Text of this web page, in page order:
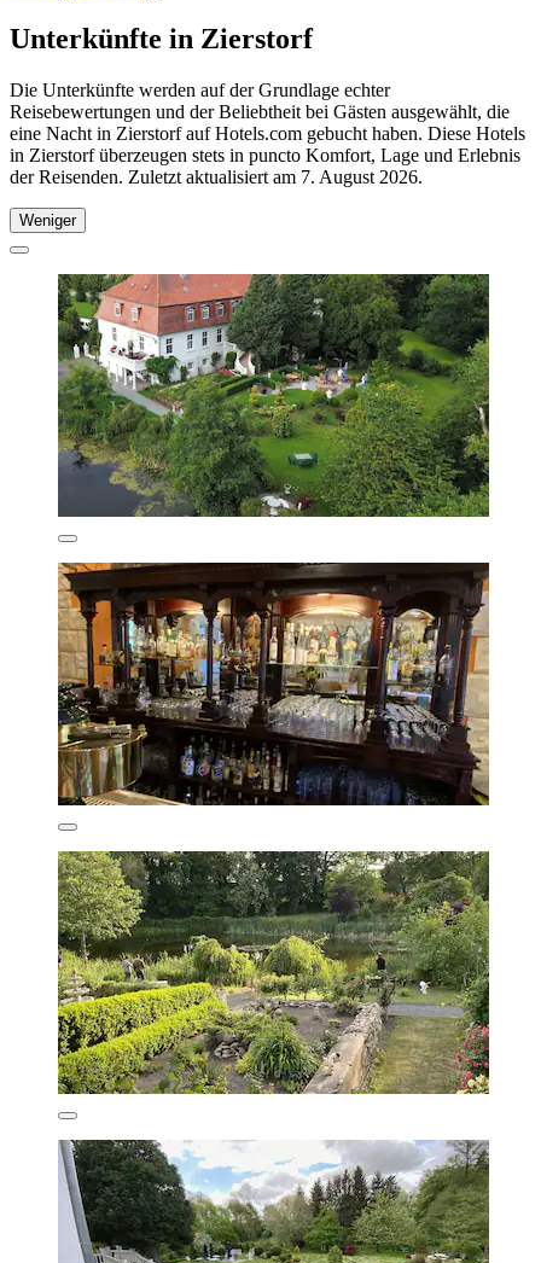
Unterkünfte in Zierstorf
Die Unterkünfte werden auf der Grundlage echter
Reisebewertungen und der Beliebtheit bei Gästen ausgewählt, die
eine Nacht in Zierstorf auf Hotels.com gebucht haben. Diese Hotels
in Zierstorf überzeugen stets in puncto Komfort, Lage und Erlebnis
der Reisenden. Zuletzt aktualisiert am 7. August 2026.
Weniger